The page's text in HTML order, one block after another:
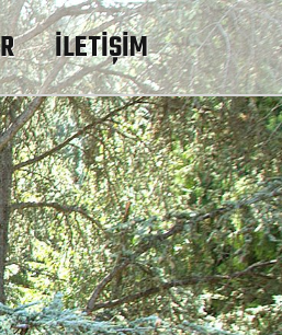
İLETİŞİM